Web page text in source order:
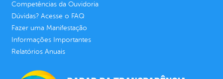
Competências da Ouvidoria
Dúvidas? Acesse o FAQ
Fazer uma Manifestação
Informações Importantes
Relatórios Anuais